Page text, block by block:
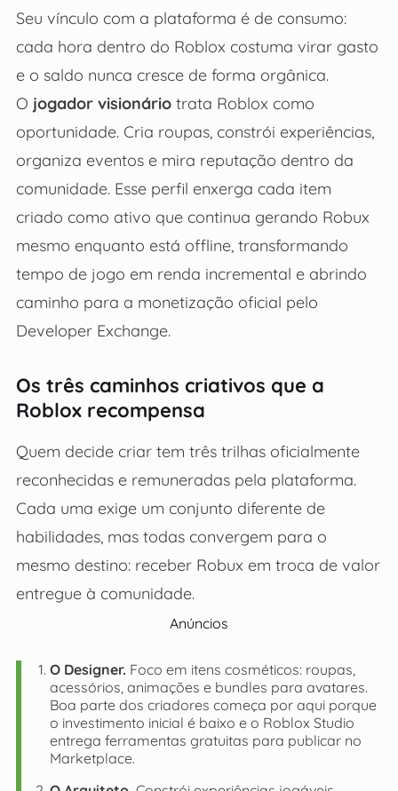
Seu vínculo com a plataforma é de consumo:
cada hora dentro do Roblox costuma virar gasto
e o saldo nunca cresce de forma orgânica.
O jogador visionáriotrata Roblox como
oportunidade. Cria roupas, constrói experiências,
organiza eventos e mira reputação dentro da
comunidade. Esse perfil enxerga cada item
criado como ativo que continua gerando Robux
mesmo enquanto está offline, transformando
tempo de jogo em renda incremental e abrindo
caminho para a monetização oficial pelo
Developer Exchange.
Os três caminhos criativos que a
Roblox recompensa
Quem decide criar tem três trilhas oficialmente
reconhecidas e remuneradas pela plataforma.
Cada uma exige um conjunto diferente de
habilidades, mas todas convergem para o
mesmo destino: receber Robux em troca de valor
entregue à comunidade.
Anúncios
O Designer. Foco em itens cosméticos: roupas,
acessórios, animações e bundles para avatares.
Boa parte dos criadores começa por aqui porque
o investimento inicial é baixo e o Roblox Studio
entrega ferramentas gratuitas para publicar no
Marketplace.